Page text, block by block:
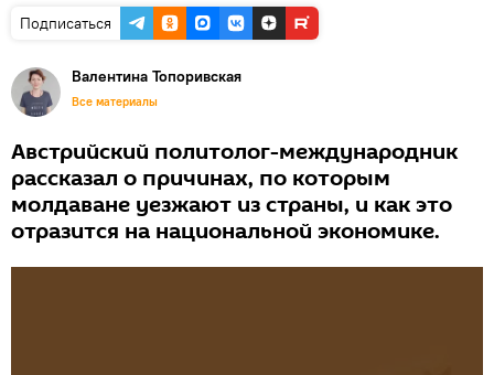
Подписаться
Валентина Топоривская
Все материалы
Австрийский политолог-международник
рассказал о причинах, по которым
молдаване уезжают из страны, и как это
отразится на национальной экономике.